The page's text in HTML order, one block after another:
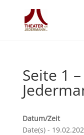
Seite 1
Datum/Zeit
Date(s) -